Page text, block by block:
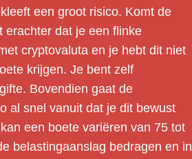
een groot risico. Komt de
erachter dat je een flinke
cryptovaluta en je hebt dit niet
krijgen. Je bent zelf
Bovendien gaat de
al snel vanuit dat je dit bewust
een boete variëren van 75 tot
belastingaanslag bedragen en in